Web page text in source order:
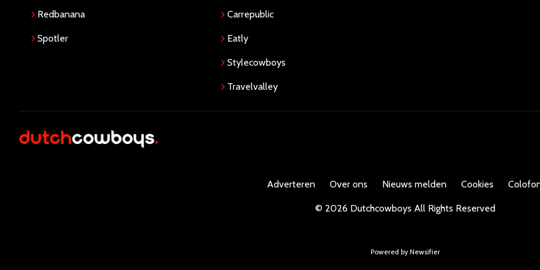
Redbanana
Spotler
Carrepublic
Eatly
Stylecowboys
Travelvalley
Adverteren Over ons Nieuws melden Cookies
© 2026 Dutchcowboys All Rights Reserved
Powered by Newsifier